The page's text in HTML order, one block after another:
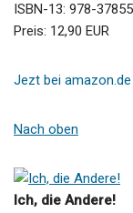
ISBN-13: 978-
Preis: 12,90 EUR
Jezt bei
Nach oben
Ich, die Andere!